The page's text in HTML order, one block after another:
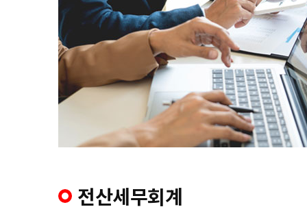
전산세무회계